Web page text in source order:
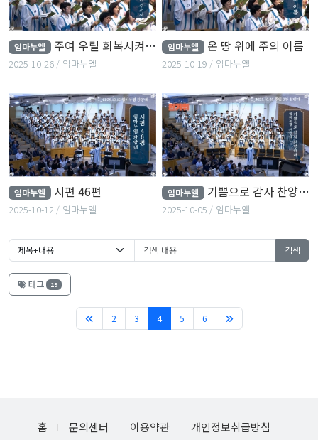
임마누엘 주여 우릴 회복시켜 주소서
2025-10-26 임마누엘
임마누엘 온 땅 위에 주의 이름
2025-10-19 임마누엘
임마누엘 시편 46편
2025-10-12 임마누엘
임마누엘 기쁨으로 감사 찬양하라
2025-10-05 임마누엘
검색
태그 19
2 3 4(current)
5 6
홈 문의센터 이용약관 개인정보취급방침